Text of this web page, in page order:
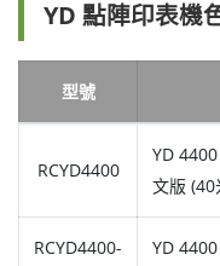
YD 點陣印表機
型號
RCYD4400
YD
文版 (40
RCYD4400-
YD